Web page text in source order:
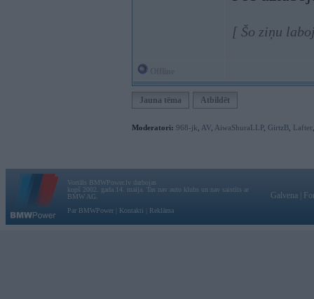
[ Šo ziņu
Jauna tēma Atbildēt
Moderatori: 968-jk AV AiwaShuraLLP, GirtzB Lafter
Vortāls BMWPower.lv darbojas
kopš 2002. gada 14. maija. Tas nav auto klubs un nav saistīts ar
BMW AG.
Par BMWPower
Kontakti Reklāma
Galvena